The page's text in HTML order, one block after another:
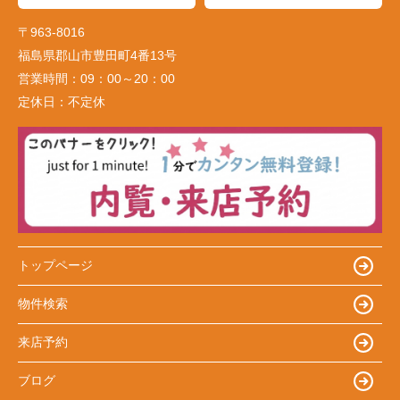
〒963-8016
福島県郡山市豊田町4番13号
営業時間： 09：00～20：00
定休日： 不定休
トップページ
物件検索
来店予約
ブログ